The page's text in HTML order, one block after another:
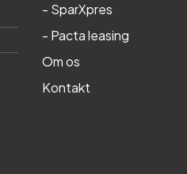
- SparXpres
- Pacta leasing
Om os
Kontakt